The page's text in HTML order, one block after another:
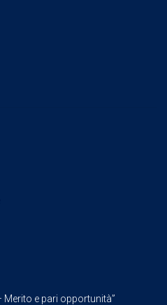
Merito e pari opportunità”